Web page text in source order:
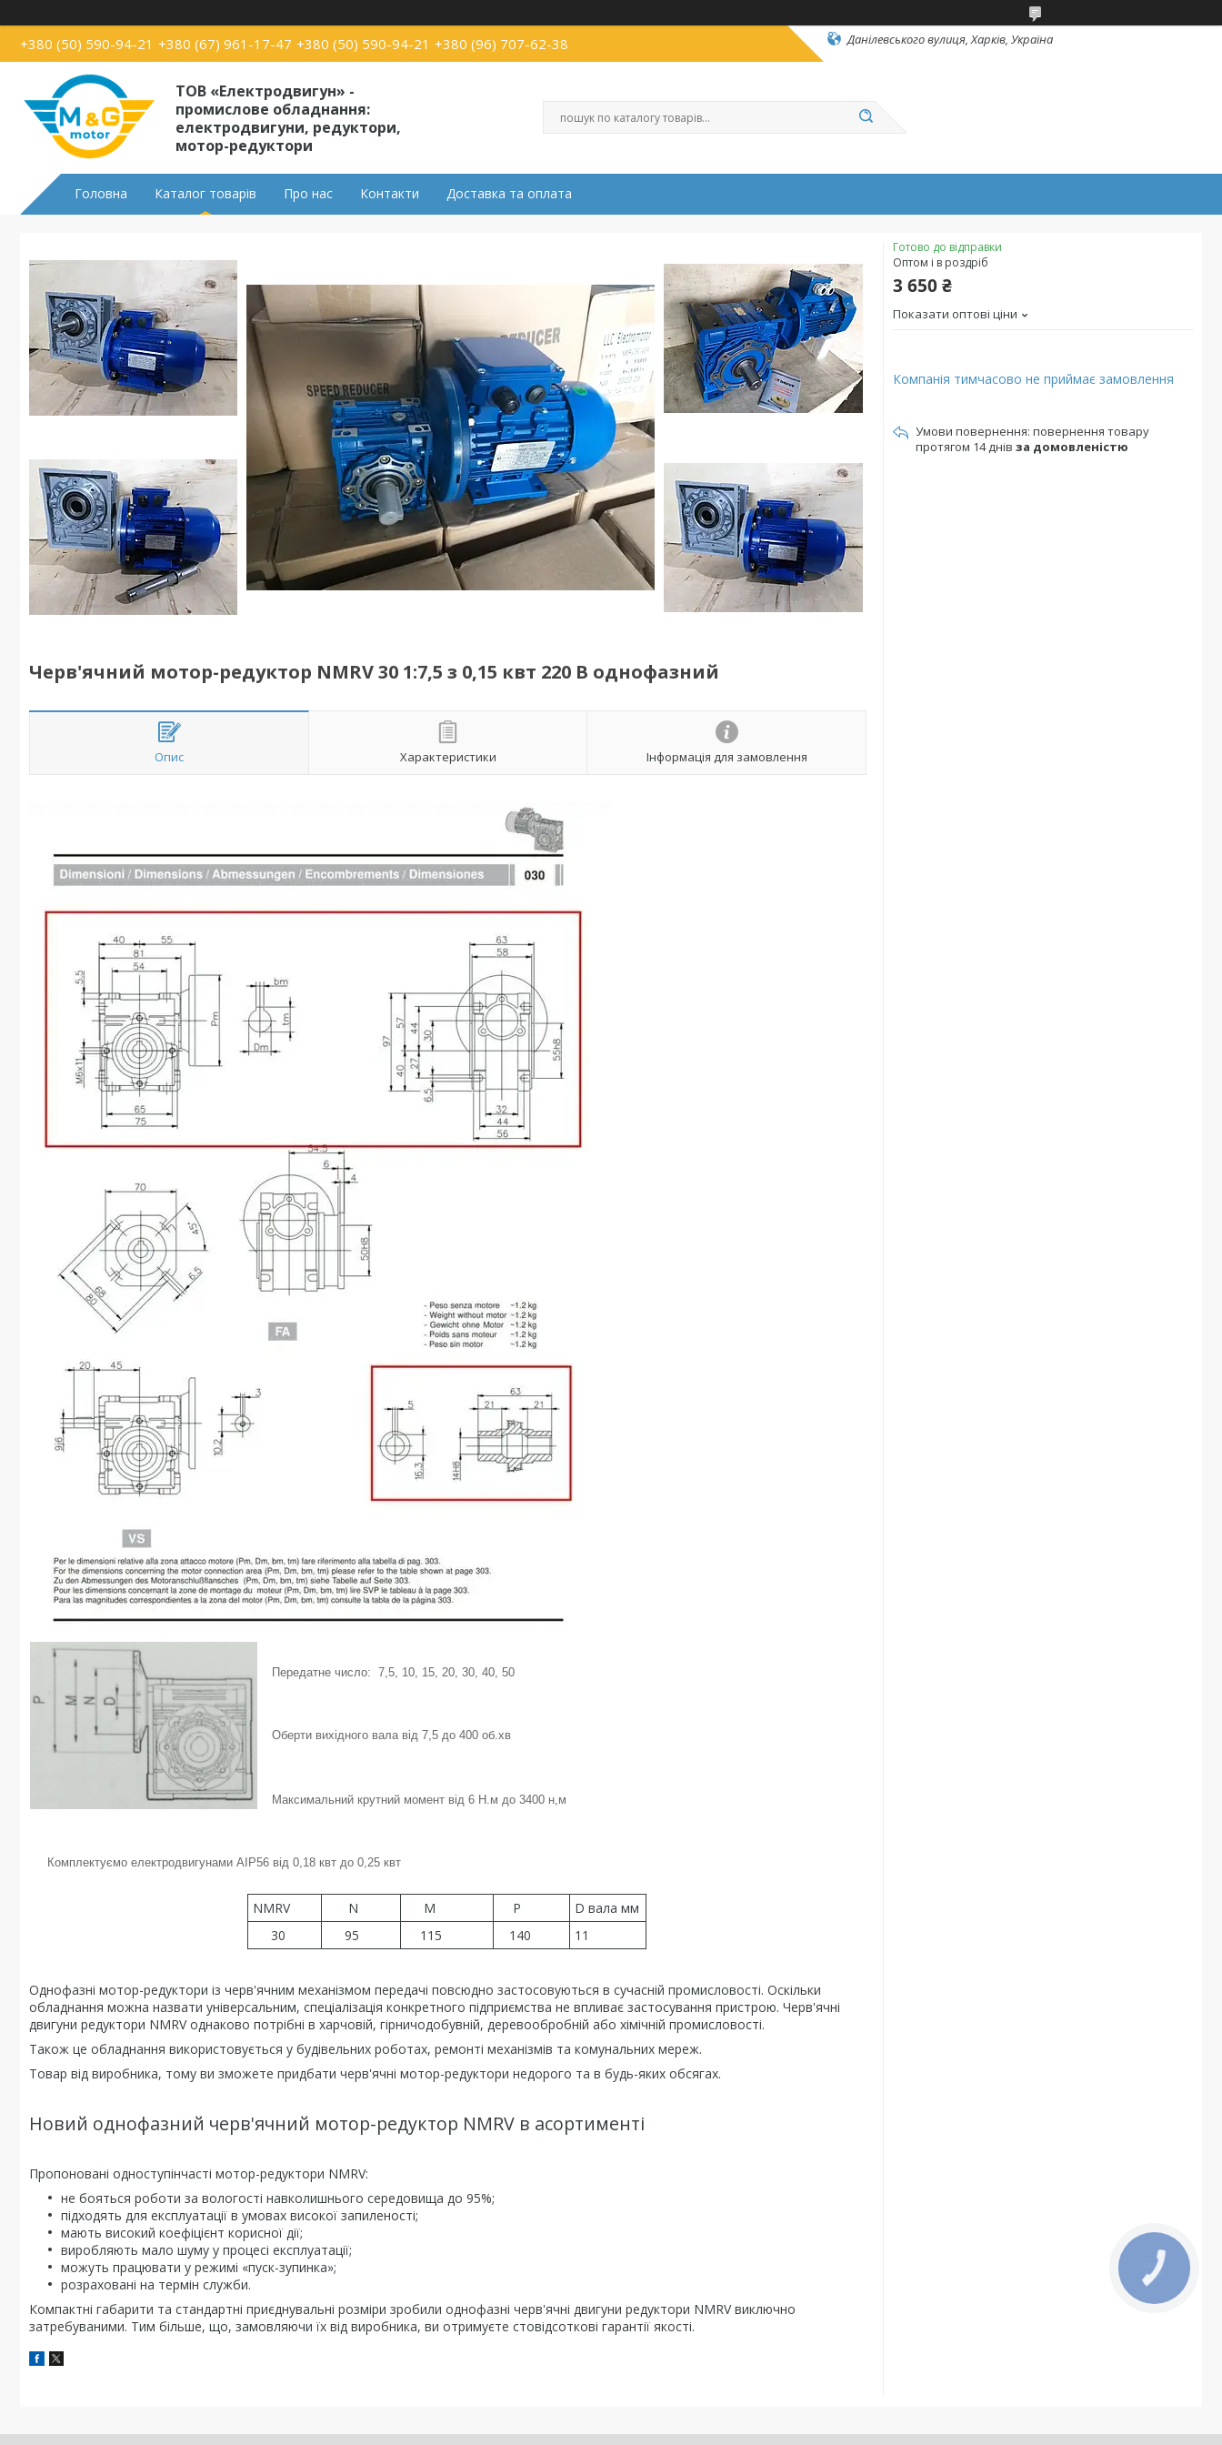
+380 (50) 590-94-21 +380 (67) 961-17-47 +380 (50) 590-94-21 +380 (96) 707-62-38 Данілевського вулиця, Харків, Україна
ТОВ «Електродвигун» -
промислове обладнання:
електродвигуни, редуктори,
мотор-редуктори
Головна Каталог товарів Про нас Контакти Доставка та оплата
Черв'ячний мотор-редуктор NMRV 30 1:7,5 з 0,15 квт 220 В однофазний
Опис Характеристики Інформація для замовлення
Передатне число: 7,5, 10, 15, 20, 30, 40, 50
Оберти вихідного вала від 7,5 до 400 об.хв
Максимальний крутний момент від 6 Н.м до 3400 н,м
Комплектуємо електродвигунами АІР56 від 0,18 квт до 0,25 квт
NMRV N M P
D вала мм
30
95 115 140 11
Однофазні мотор-редуктори із черв'ячним механізмом передачі повсюдно застосовуються в сучасній промисловості. Оскільки
обладнання можна назвати універсальним, спеціалізація конкретного підприємства не впливає застосування пристрою. Черв'ячні
двигуни редуктори NMRV однаково потрібні в харчовій, гірничодобувній, деревообробній або хімічній промисловості.
Також це обладнання використовується у будівельних роботах, ремонті механізмів та комунальних мереж.
Товар від виробника, тому ви зможете придбати черв'ячні мотор-редуктори недорого та в будь-яких обсягах.
Новий однофазний черв'ячний мотор-редуктор NMRV в асортименті
Пропоновані одноступінчасті мотор-редуктори NMRV:
не бояться роботи за вологості навколишнього середовища до 95%;
підходять для експлуатації в умовах високої запиленості;
мають високий коефіцієнт корисної дії;
виробляють мало шуму у процесі експлуатації;
можуть працювати у режимі «пуск-зупинка»;
розраховані на термін служби.
Компактні габарити та стандартні приєднувальні розміри зробили однофазні черв'ячні двигуни редуктори NMRV виключно
затребуваними. Тим більше, що, замовляючи їх від виробника, ви отримуєте стовідсоткові гарантії якості.
Готово до відправки
Оптом і в роздріб
3 650 ₴
Показати оптові ціни
Компанія тимчасово не приймає замовлення
повернення товару
протягом 14 днів за домовленістю